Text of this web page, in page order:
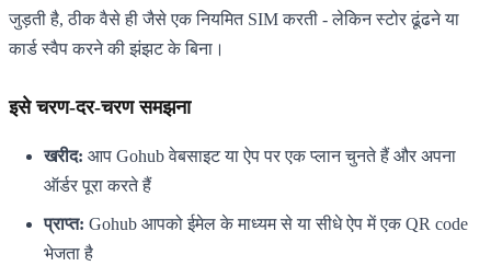
जुड़ती है, ठीक वैसे ही जैसे एक नियमित SIM करती - लेकिन स्टोर ढूंढने या
कार्ड स्वैप करने की झंझट के बिना।
इसे चरण-दर-चरण समझना
खरीद: आप Gohub वेबसाइट या ऐप पर एक प्लान चुनते हैं और अपना
ऑर्डर पूरा करते हैं
प्राप्त: Gohub आपको ईमेल के माध्यम से या सीधे ऐप में एक QR code
भेजता है